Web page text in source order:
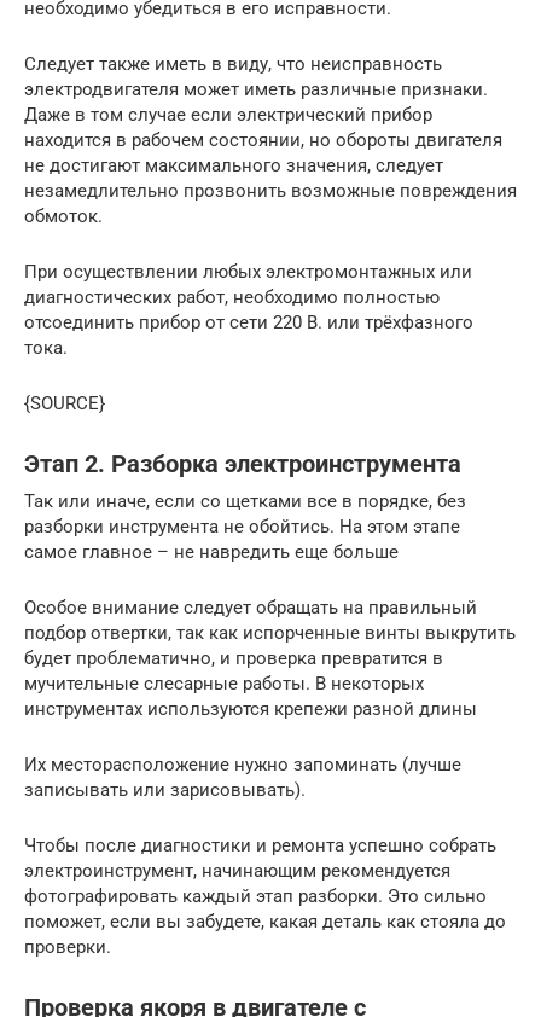
необходимо убедиться в его исправности.
Следует также иметь в виду, что неисправность
электродвигателя может иметь различные признаки.
Даже в том случае если электрический прибор
находится в рабочем состоянии, но обороты двигателя
не достигают максимального значения, следует
незамедлительно прозвонить возможные повреждения
обмоток.
При осуществлении любых электромонтажных или
диагностических работ, необходимо полностью
отсоединить прибор от сети 220 В. или трёхфазного
тока.
{SOURCE}
Этап 2. Разборка электроинструмента
Так или иначе, если со щетками все в порядке, без
разборки инструмента не обойтись. На этом этапе
самое главное – не навредить еще больше
Особое внимание следует обращать на правильный
подбор отвертки, так как испорченные винты выкрутить
будет проблематично, и проверка превратится в
мучительные слесарные работы. В некоторых
инструментах используются крепежи разной длины
Их месторасположение нужно запоминать (лучше
записывать или зарисовывать).
Чтобы после диагностики и ремонта успешно собрать
электроинструмент, начинающим рекомендуется
фотографировать каждый этап разборки. Это сильно
поможет, если вы забудете, какая деталь как стояла до
проверки.
Проверка якоря в двигателе с